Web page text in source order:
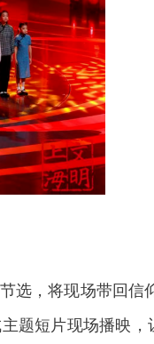
，将现场带回信
题短片现场播映